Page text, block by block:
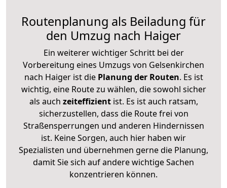
Routenplanung als Beiladung für
den Umzug nach Haiger
Ein weiterer wichtiger Schritt bei der
Vorbereitung eines Umzugs von Gelsenkirchen
nach Haiger ist diePlanung der Routen. Es ist
wichtig, eine Route zu wählen, die sowohl sicher
als auch zeiteffizientist. Es ist auch ratsam,
sicherzustellen, dass die Route frei von
Straßensperrungen und anderen Hindernissen
ist. Keine Sorgen, auch hier haben wir
Spezialisten und übernehmen gerne die Planung,
damit Sie sich auf andere wichtige Sachen
konzentrieren können.